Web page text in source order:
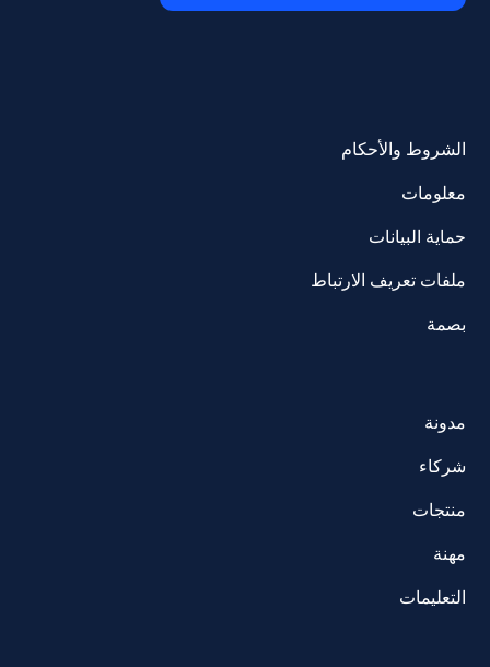
الشروط والأحكام
معلومات
حماية البيانات
ملفات تعريف الارتباط
بصمة
مدونة
شركاء
منتجات
مهنة
التعليمات